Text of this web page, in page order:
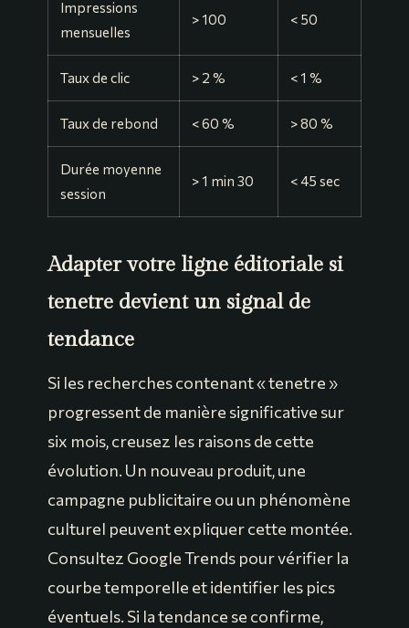
Impressions
mensuelles
> 100 < 50
Taux de clic > 2 % < 1 %
Taux de rebond < 60 % > 80 %
Durée moyenne
session
> 1 min 30 < 45 sec
Adapter votre ligne éditoriale si
tenetre devient un signal de
tendance
Si les recherches contenant « tenetre »
progressent de manière significative sur
six mois, creusez les raisons de cette
évolution. Un nouveau produit, une
campagne publicitaire ou un phénomène
culturel peuvent expliquer cette montée.
Consultez Google Trends pour vérifier la
courbe temporelle et identifier les pics
éventuels. Si la tendance se confirme,